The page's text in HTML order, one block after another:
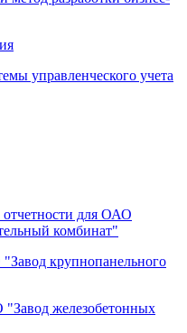
управленческого учета
отчетности для ОАО
комбинат"
крупнопанельного
железобетонных